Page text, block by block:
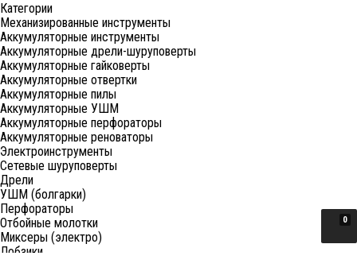
0
Категории
Механизированные инструменты
Аккумуляторные инструменты
Аккумуляторные дрели-шуруповерты
Аккумуляторные гайковерты
Аккумуляторные отвертки
Аккумуляторные пилы
Аккумуляторные УШМ
Аккумуляторные перфораторы
Аккумуляторные реноваторы
Электроинструменты
Сетевые шуруповерты
Дрели
УШМ (болгарки)
Перфораторы
Отбойные молотки
Миксеры (электро)
Лобзики